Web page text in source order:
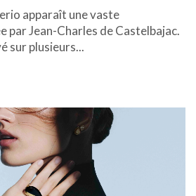
apparaît une vaste
par Jean-Charles de Castelbajac.
sur plusieurs...